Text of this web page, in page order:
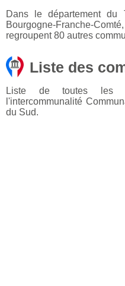
Dans le département du
Bourgogne-Franche-
regroupent 80 autres
Liste des
Liste de toutes les
l'intercommunalité
du Sud.